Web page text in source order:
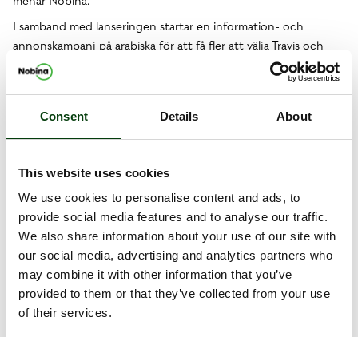
Consent Details About
This website uses cookies
We use cookies to personalise content and ads, to
provide social media features and to analyse our traffic.
We also share information about your use of our site with
our social media, advertising and analytics partners who
may combine it with other information that you’ve
provided to them or that they’ve collected from your use
of their services.
I samband med lanseringen startar en information- och
annonskampanj på arabiska för att få fler att välja Travis och
kollektivtrafiken, bland annat hos Alkompis, Sveriges största
mediehus på arabiska.
− Att utveckla en smart och användarvänlig app är fantastiskt,
att få hjälpa till med den biten eftersom vi tror att Travis kan
vd för Alkompis.
− Det är naturligt att vi väljer Alkompis som partner i detta. Det
har varit mycket värdefullt att samarbeta med dem, avslutar Eric
Steijer.
Dokument